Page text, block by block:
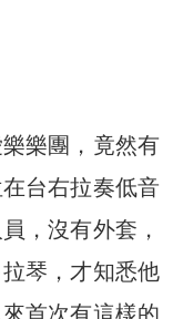
樂團，竟然有
台右拉奏低音
，沒有外套，
琴，才知悉他